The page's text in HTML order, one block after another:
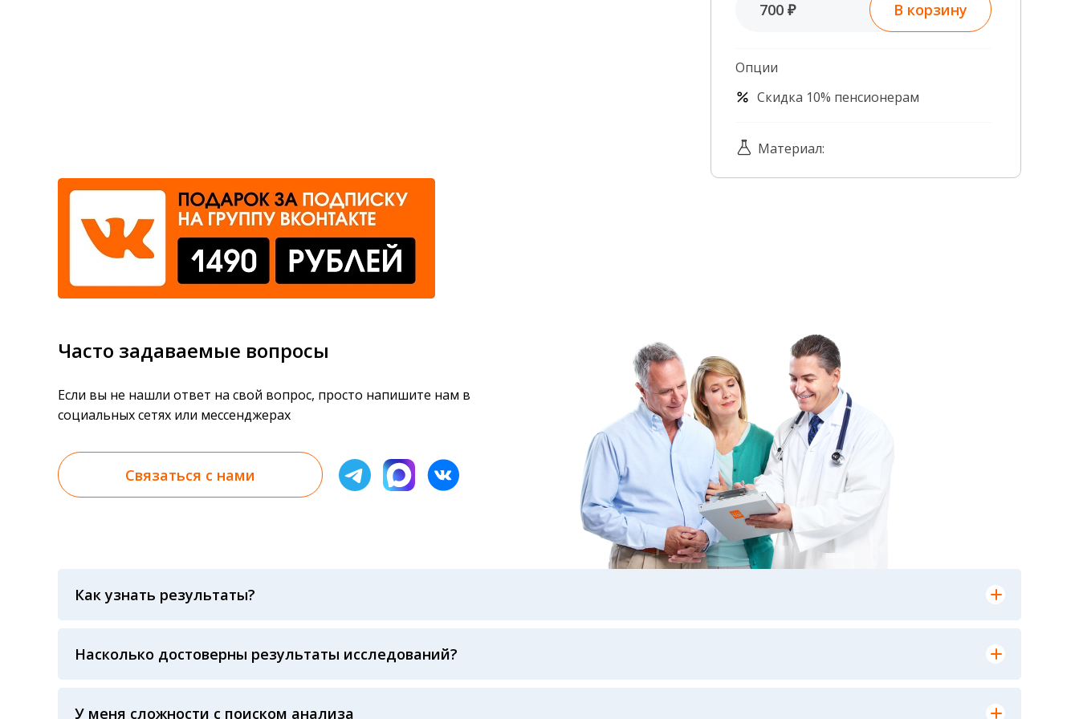
700 ₽ В корзину
Опции
Скидка 10% пенсионерам
Материал:
Часто задаваемые вопросы
Если вы не нашли ответ на свой вопрос, просто напишите нам в
социальных сетях или мессенджерах
Связаться с нами
Как узнать результаты?
анализов при предъявлении паспорта или чека об оплате
Насколько достоверны результаты исследований?
Гарантия качества лабораторных тестов обеспечивается соблюдением международных стандартов выполнения лабораторных исследований и
исследований
У меня сложности с поиском анализа